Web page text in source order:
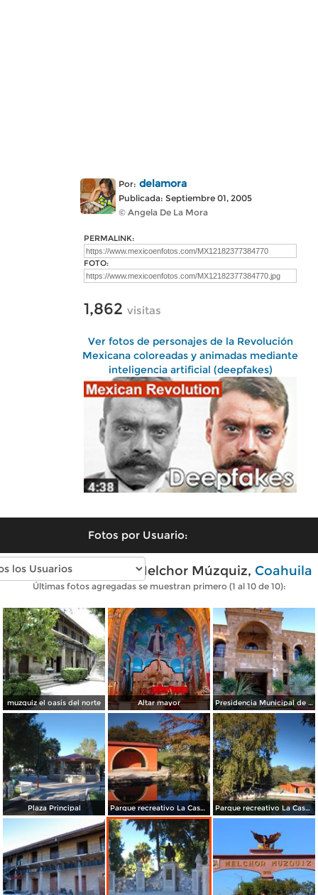
Por: delamora
Publicada: Septiembre 01, 2005
© Angela De La Mora
PERMALINK:
FOTO:
1,862 visitas
Ver fotos de personajes de la Revolución
Mexicana coloreadas y animadas mediante
inteligencia artificial (deepfakes)
Fotos por Usuario:
Fotos modernas de Melchor Múzquiz, Coahuila
Últimas fotos agregadas se muestran primero (1 al 10 de 10):
muzquiz el oasis del norte Altar mayor Presidencia Municipal de Múzquiz
Plaza Principal Parque recreativo La Cascada Parque recreativo La Cascada